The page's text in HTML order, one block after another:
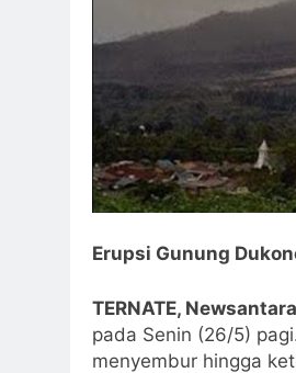
Erupsi Gunung
TERNATE,
pada Senin (26/5)
menyembur hingga